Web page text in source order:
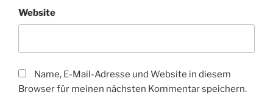
Website
Name, E-Mail-Adresse und Website in diesem
Browser für meinen nächsten Kommentar speichern.